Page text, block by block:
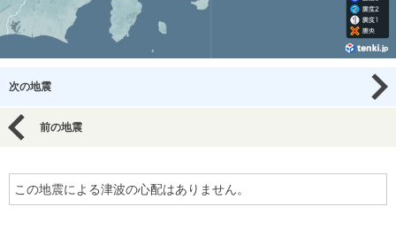
次の地震
前の地震
この地震による津波の心配はありません。